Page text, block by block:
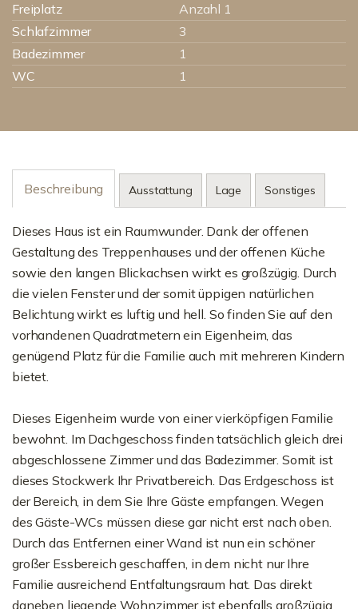
Freiplatz
Anzahl 1
Schlafzimmer
3
Badezimmer
1
WC
1
Beschreibung Ausstattung Lage Sonstiges
Dieses Haus ist ein Raumwunder. Dank der offenen
Gestaltung des Treppenhauses und der offenen Küche
sowie den langen Blickachsen wirkt es großzügig. Durch
die vielen Fenster und der somit üppigen natürlichen
Belichtung wirkt es luftig und hell. So finden Sie auf den
vorhandenen Quadratmetern ein Eigenheim, das
genügend Platz für die Familie auch mit mehreren Kindern
bietet.
Dieses Eigenheim wurde von einer vierköpfigen Familie
bewohnt. Im Dachgeschoss finden tatsächlich gleich drei
abgeschlossene Zimmer und das Badezimmer. Somit ist
dieses Stockwerk Ihr Privatbereich. Das Erdgeschoss ist
der Bereich, in dem Sie Ihre Gäste empfangen. Wegen
des Gäste-WCs müssen diese gar nicht erst nach oben.
Durch das Entfernen einer Wand ist nun ein schöner
großer Essbereich geschaffen, in dem nicht nur Ihre
Familie ausreichend Entfaltungsraum hat. Das direkt
daneben liegende Wohnzimmer ist ebenfalls großzügig